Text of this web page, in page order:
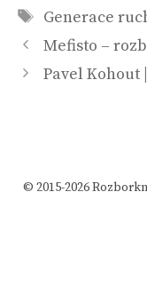
Štítky
Generace
Mefisto –
Pavel Kohout
© 2015-2026